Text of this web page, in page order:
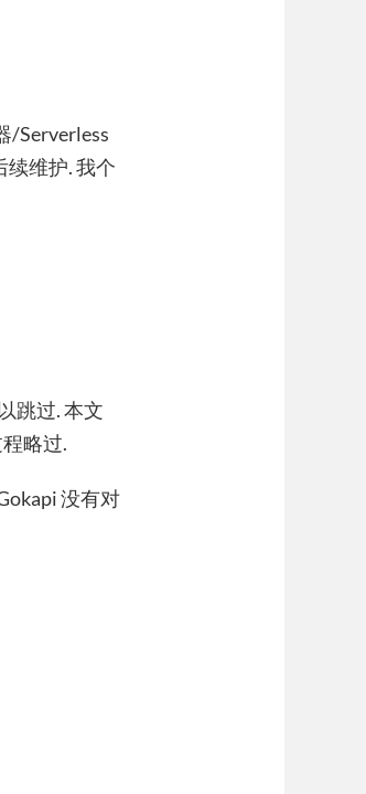
/Serverless
维护. 我个
跳过. 本文
略过.
没有对